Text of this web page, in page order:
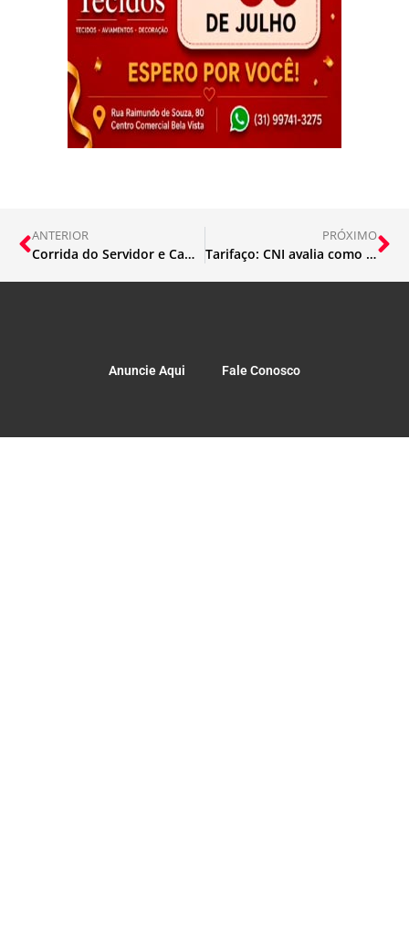
ANTERIOR
Corrida do Servidor e Caminhada Laços pela Vida reúnem 800 pessoas em São Gonçalo
PRÓXIMO
Tarifaço: CNI avalia como positivo o encontro entre Lula e Trump
Anuncie Aqui Fale Conosco